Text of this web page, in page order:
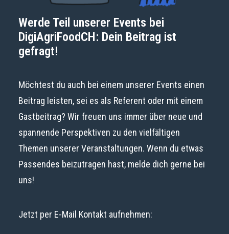
Werde Teil unserer Events bei
DigiAgriFoodCH: Dein Beitrag ist
gefragt!
Möchtest du auch bei einem unserer Events einen
Beitrag leisten, sei es als Referent oder mit einem
Gastbeitrag? Wir freuen uns immer über neue und
spannende Perspektiven zu den vielfältigen
Themen unserer Veranstaltungen. Wenn du etwas
Passendes beizutragen hast, melde dich gerne bei
uns!
Jetzt per E-Mail Kontakt aufnehmen: